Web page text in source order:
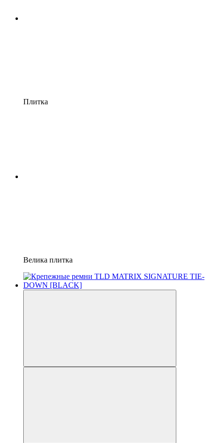
Плитка
Велика плитка